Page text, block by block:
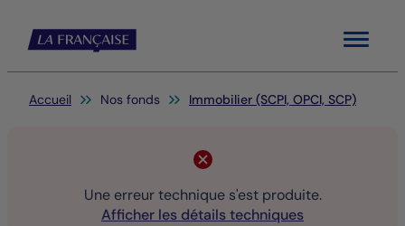
Menu
Vous êtes ici:
Accueil Nos fonds Immobilier (SCPI, OPCI, SCP)
Une erreur technique s'est produite.
Afficher les détails techniques